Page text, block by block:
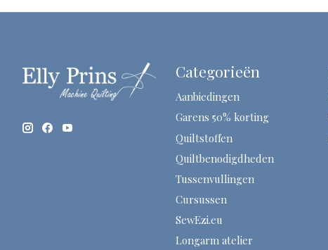
Categorieën
Aanbiedingen
Garens 50% korting
Quiltstoffen
Quiltbenodigdheden
Tussenvullingen
Cursussen
SewEzi.eu
Longarm atelier